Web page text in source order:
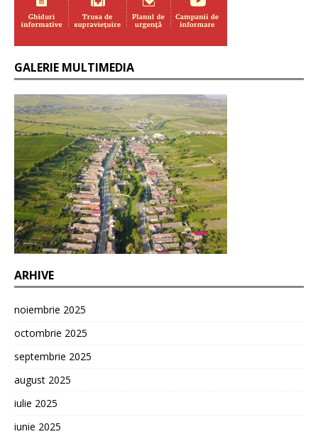
GALERIE MULTIMEDIA
ARHIVE
noiembrie 2025
octombrie 2025
septembrie 2025
august 2025
iulie 2025
iunie 2025